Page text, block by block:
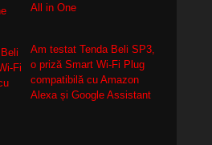
All in One
Am testat Tenda Beli SP3,
o priză Smart Wi-Fi Plug
compatibilă cu Amazon
Alexa și Google Assistant